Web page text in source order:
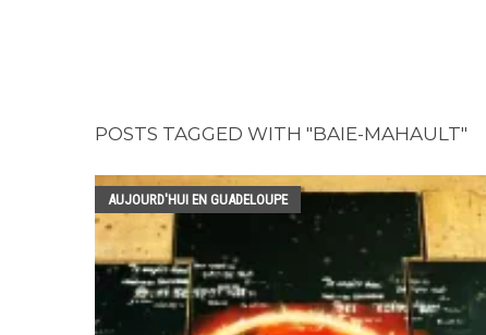
POSTS TAGGED WITH "BAIE-MAHAULT"
AUJOURD'HUI EN GUADELOUPE